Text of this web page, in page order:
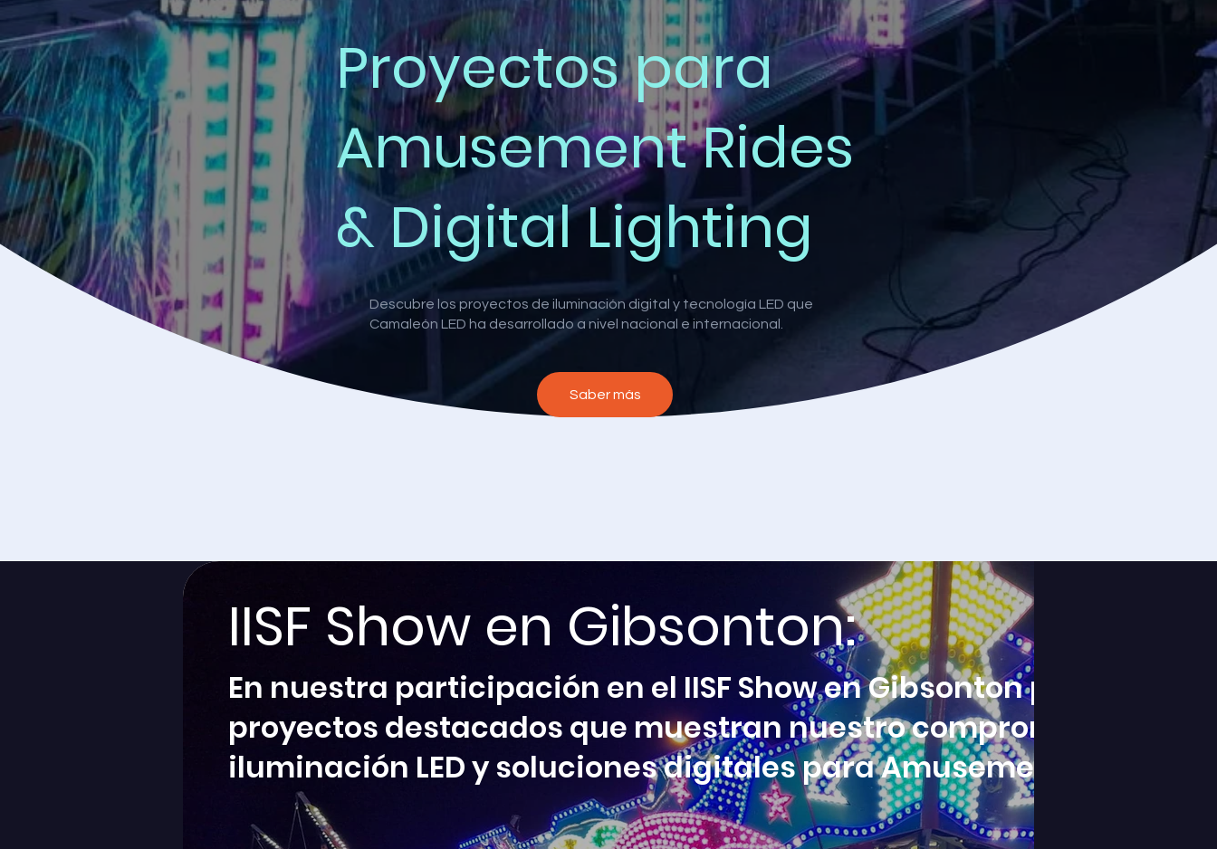
Saber más
Descubre los proyectos de iluminación digital y tecnología LED que
Camaleón LED ha desarrollado a nivel nacional e internacional.
Proyectos para
Amusement Rides
& Digital Lighting
IISF Show en Gibsonton:
En nuestra participación en el IISF Show en Gibsonton
proyectos destacados que muestran nuestro compromiso con la
iluminación LED y soluciones digitales para Amusement Rides.